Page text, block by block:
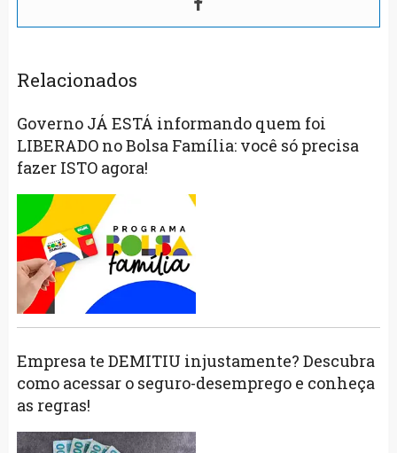
Relacionados
Governo JÁ ESTÁ informando quem foi
LIBERADO no Bolsa Família: você só precisa
fazer ISTO agora!
Empresa te DEMITIU injustamente? Descubra
como acessar o seguro-desemprego e conheça
as regras!